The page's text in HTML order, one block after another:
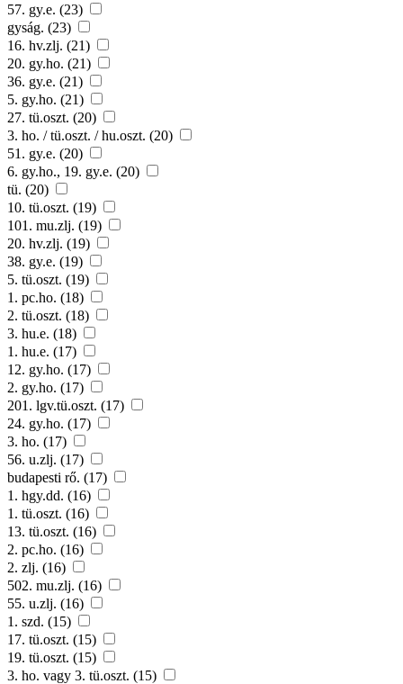
57. gy.e. (23)
gyság. (23)
16. hv.zlj. (21)
20. gy.ho. (21)
36. gy.e. (21)
5. gy.ho. (21)
27. tü.oszt. (20)
3. ho. / tü.oszt. / hu.oszt. (20)
51. gy.e. (20)
6. gy.ho., 19. gy.e. (20)
tü. (20)
10. tü.oszt. (19)
101. mu.zlj. (19)
20. hv.zlj. (19)
38. gy.e. (19)
5. tü.oszt. (19)
1. pc.ho. (18)
2. tü.oszt. (18)
3. hu.e. (18)
1. hu.e. (17)
12. gy.ho. (17)
2. gy.ho. (17)
201. lgv.tü.oszt. (17)
24. gy.ho. (17)
3. ho. (17)
56. u.zlj. (17)
budapesti rő. (17)
1. hgy.dd. (16)
1. tü.oszt. (16)
13. tü.oszt. (16)
2. pc.ho. (16)
2. zlj. (16)
502. mu.zlj. (16)
55. u.zlj. (16)
1. szd. (15)
17. tü.oszt. (15)
19. tü.oszt. (15)
3. ho. vagy 3. tü.oszt. (15)